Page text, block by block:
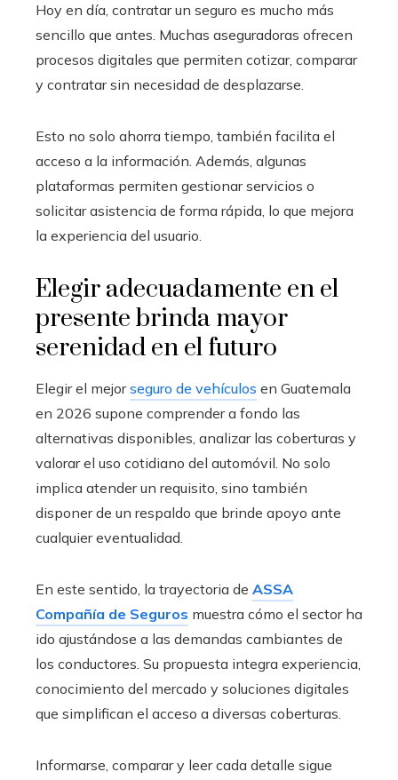
Hoy en día, contratar un seguro es mucho más
sencillo que antes. Muchas aseguradoras ofrecen
procesos digitales que permiten cotizar, comparar
y contratar sin necesidad de desplazarse.
Esto no solo ahorra tiempo, también facilita el
acceso a la información. Además, algunas
plataformas permiten gestionar servicios o
solicitar asistencia de forma rápida, lo que mejora
la experiencia del usuario.
Elegir adecuadamente en el
presente brinda mayor
serenidad en el futuro
Elegir el mejorseguro de vehículos en Guatemala
en 2026 supone comprender a fondo las
alternativas disponibles, analizar las coberturas y
valorar el uso cotidiano del automóvil. No solo
implica atender un requisito, sino también
disponer de un respaldo que brinde apoyo ante
cualquier eventualidad.
En este sentido, la trayectoria de ASSA
Compañía de Seguros muestra cómo el sector ha
ido ajustándose a las demandas cambiantes de
los conductores. Su propuesta integra experiencia,
conocimiento del mercado y soluciones digitales
que simplifican el acceso a diversas coberturas.
Informarse, comparar y leer cada detalle sigue